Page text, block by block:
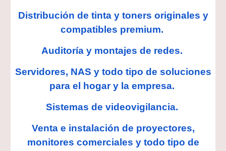
Distribución de tinta y toners originales y
compatibles premium.
Auditoría y montajes de redes.
Servidores, NAS y todo tipo de soluciones
para el hogar y la empresa.
Sistemas de videovigilancia.
Venta e instalación de proyectores,
monitores comerciales y todo tipo de